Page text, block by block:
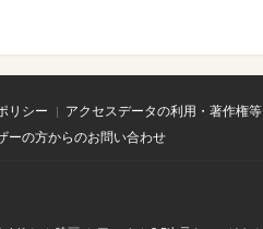
リシー アクセスデータの利用・著作権等
ーの方からのお問い合わせ